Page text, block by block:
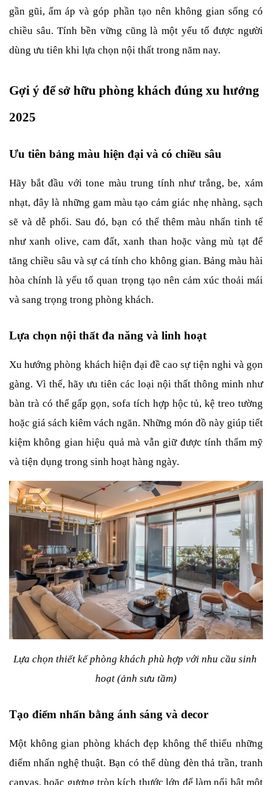
gần gũi, ấm áp và góp phần tạo nên không gian sống có
chiều sâu. Tính bền vững cũng là một yếu tố được người
dùng ưu tiên khi lựa chọn nội thất trong năm nay.
Gợi ý để sở hữu phòng khách đúng xu hướng
2025
Ưu tiên bảng màu hiện đại và có chiều sâu
Hãy bắt đầu với tone màu trung tính như trắng, be, xám
nhạt, đây là những gam màu tạo cảm giác nhẹ nhàng, sạch
sẽ và dễ phối. Sau đó, bạn có thể thêm màu nhấn tinh tế
như xanh olive, cam đất, xanh than hoặc vàng mù tạt để
tăng chiều sâu và sự cá tính cho không gian. Bảng màu hài
hòa chính là yếu tố quan trọng tạo nên cảm xúc thoải mái
và sang trọng trong phòng khách.
Lựa chọn nội thất đa năng và linh hoạt
Xu hướng phòng khách hiện đại đề cao sự tiện nghi và gọn
gàng. Vì thế, hãy ưu tiên các loại nội thất thông minh như
bàn trà có thể gấp gọn, sofa tích hợp hộc tủ, kệ treo tường
hoặc giá sách kiêm vách ngăn. Những món đồ này giúp tiết
kiệm không gian hiệu quả mà vẫn giữ được tính thẩm mỹ
và tiện dụng trong sinh hoạt hàng ngày.
Lựa chọn thiết kế phòng khách phù hợp với nhu cầu sinh
hoạt (ảnh sưu tầm)
Tạo điểm nhấn bằng ánh sáng và decor
Một không gian phòng khách đẹp không thể thiếu những
điểm nhấn nghệ thuật. Bạn có thể dùng đèn thả trần, tranh
canvas, hoặc gương tròn kích thước lớn để làm nổi bật một